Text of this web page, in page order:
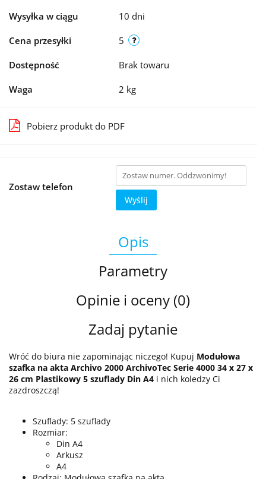
Wysyłka w ciągu 10 dni
Cena przesyłki 5
Dostępność Brak towaru
Waga 2 kg
Pobierz produkt do PDF
Zostaw telefon
Wyślij
Opis
Parametry
Opinie i oceny (0)
Zadaj pytanie
Wróć do biura nie zapominając niczego! Kupuj Modułowa
szafka na akta Archivo 2000 ArchivoTec Serie 4000 34 x 27 x
26 cm Plastikowy 5 szuflady Din A4 i nich koledzy Ci
zazdroszczą!
Szuflady: 5 szuflady
Rozmiar:
Din A4
Arkusz
A4